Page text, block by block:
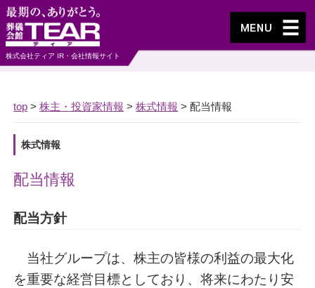
株式会社ティア IR・会社情報サイト
top >株主・投資家情報 >株式情報 > 配当情報
株式情報
配当情報
配当方針
当社グループは、株主の皆様の利益の最大化
を重要な経営目標としており、将来にわたり安